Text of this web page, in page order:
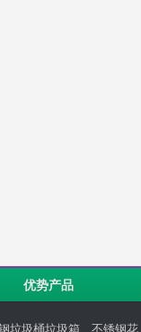
优势产品
垃圾桶垃圾箱、不锈钢花